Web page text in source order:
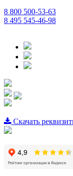
8 800 500-53-63
8 495 545-46-98
Скачать